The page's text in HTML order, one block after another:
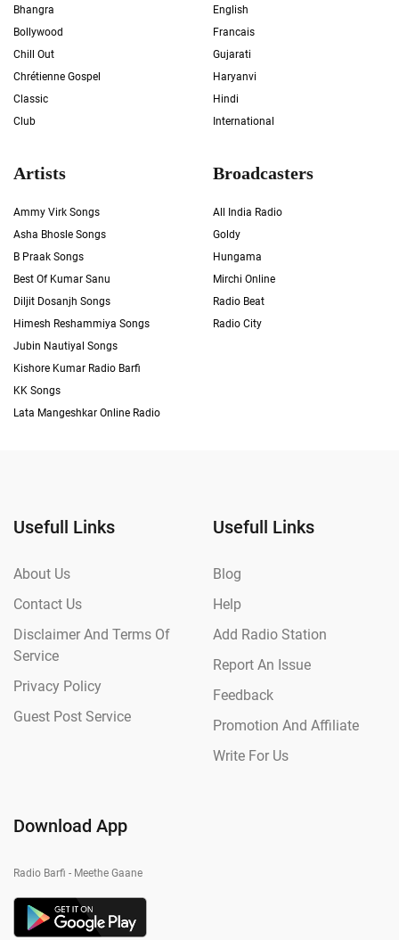
Bhangra
Bollywood
Chill Out
Chrétienne Gospel
Classic
Club
English
Francais
Gujarati
Haryanvi
Hindi
International
Artists
Ammy Virk Songs
Asha Bhosle Songs
B Praak Songs
Best Of Kumar Sanu
Diljit Dosanjh Songs
Himesh Reshammiya Songs
Jubin Nautiyal Songs
Kishore Kumar Radio Barfi
KK Songs
Lata Mangeshkar Online Radio
Broadcasters
All India Radio
Goldy
Hungama
Mirchi Online
Radio Beat
Radio City
Usefull Links
About Us
Contact Us
Disclaimer And Terms Of
Service
Privacy Policy
Guest Post Service
Usefull Links
Blog
Help
Add Radio Station
Report An Issue
Feedback
Promotion And Affiliate
Write For Us
Download App
Radio Barfi - Meethe Gaane